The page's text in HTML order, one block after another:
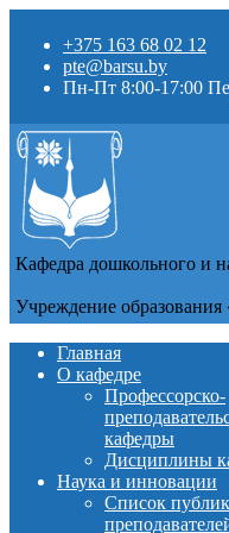
+375 163 68 02 12
pte@barsu.by
Пн-Пт 8:00-17:00
Кафедра дошкольного и
Учреждение образования
Главная
О кафедре
Профессорско-
кафедры
Дисциплины
Наука и инновации
Список